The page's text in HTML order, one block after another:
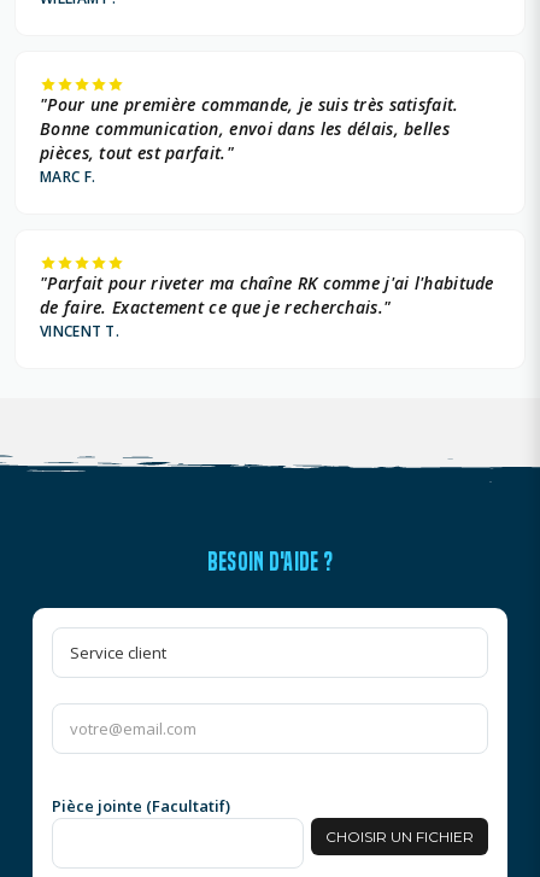
"Pour une première commande, je suis très satisfait.
Bonne communication, envoi dans les délais, belles
pièces, tout est parfait."
MARC F.
"Parfait pour riveter ma chaîne RK comme j'ai l'habitude
de faire. Exactement ce que je recherchais."
VINCENT T.
BESOIN D'AIDE ?
Pièce jointe (Facultatif)
CHOISIR UN FICHIER